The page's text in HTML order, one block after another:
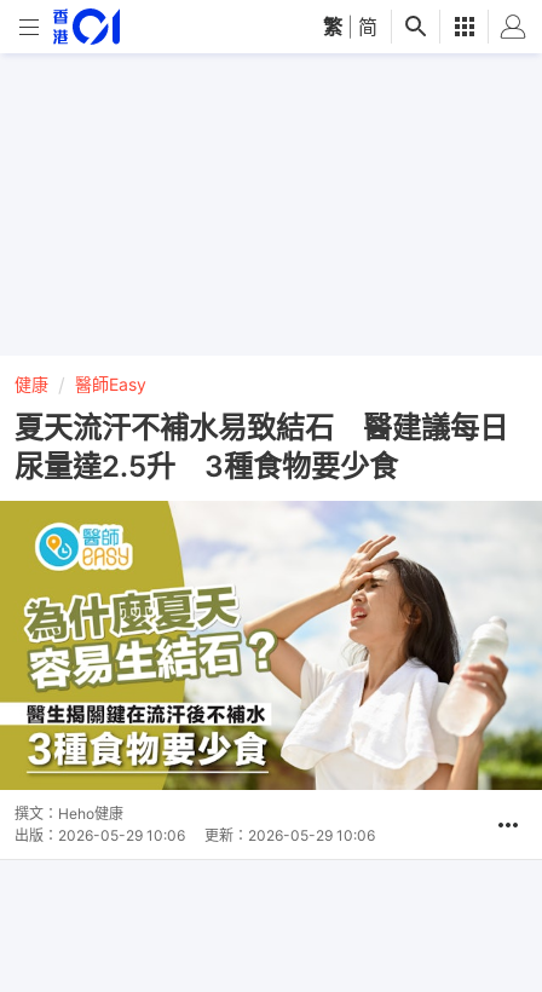
繁 简
健康 醫師Easy
夏天流汗不補水易致結石 醫建議每日
尿量達2.5升 3種食物要少食
撰文： Heho健康
出版： 2026-05-29 10:06 更新： 2026-05-29 10:06